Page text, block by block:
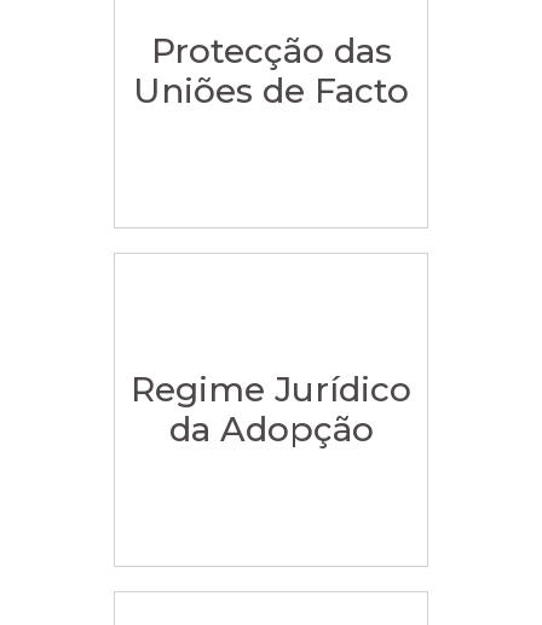
Protecção das
Uniões de Facto
Regime Jurídico
da Adopção